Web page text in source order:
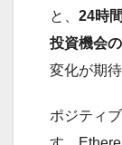
と、 24時
投資機会
変化が期
ポジティ